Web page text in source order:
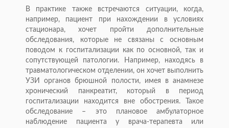
В практике также встречаются ситуации, когда,
например, пациент при нахождении в условиях
стационара, хочет пройти дополнительные
обследования, которые не связаны с основным
поводом к госпитализации как по основной, так и
сопутствующей патологии. Например, находясь в
травматологическом отделении, он хочет выполнить
УЗИ органов брюшной полости, имея в анамнезе
хронический панкреатит, который в период
госпитализации находится вне обострения. Такое
обследование – это плановое амбулаторное
наблюдение пациента у врача-терапевта или